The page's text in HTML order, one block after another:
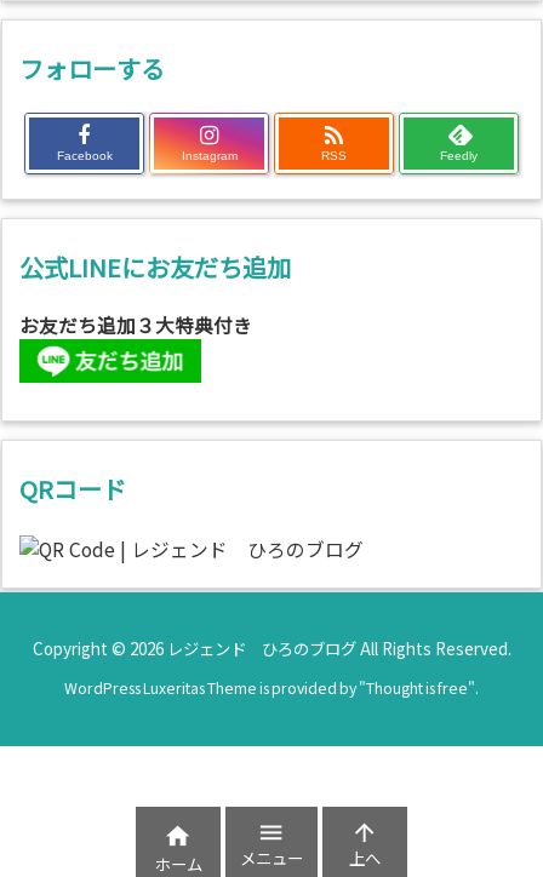
フォローする
Facebook Instagram

RSS Feedly
公式LINEにお友だち追加
お友だち追加３大特典付き
QRコード
Copyright © 2026 レジェンド ひろのブログAll Rights Reserved.
WordPress Luxeritas Theme is provided by "Thought is free".

ホーム

メニュー

上へ